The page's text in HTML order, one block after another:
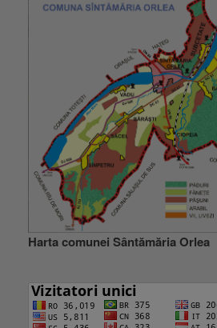
Harta comunei Sântămăria Orlea